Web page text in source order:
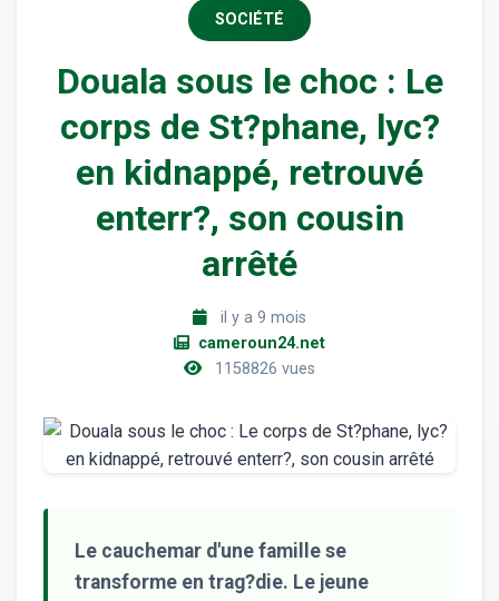
SOCIÉTÉ
Douala sous le choc : Le
corps de St?phane, lyc?
en kidnappé, retrouvé
enterr?, son cousin
arrêté
il y a 9 mois
cameroun24.net
1158826 vues
Le cauchemar d'une famille se
transforme en trag?die. Le jeune